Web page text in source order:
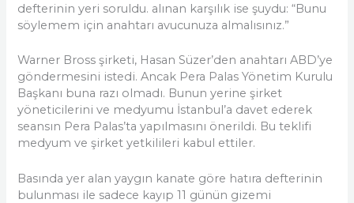
defterinin yeri soruldu. alınan karşılık ise şuydu: “Bunu
söylemem için anahtarı avucunuza almalısınız.”
Warner Bross şirketi, Hasan Süzer’den anahtarı ABD’ye
göndermesini istedi. Ancak Pera Palas Yönetim Kurulu
Başkanı buna razı olmadı. Bunun yerine şirket
yöneticilerini ve medyumu İstanbul’a davet ederek
seansın Pera Palas’ta yapılmasını önerildi. Bu teklifi
medyum ve şirket yetkilileri kabul ettiler.
Basında yer alan yaygın kanate göre hatıra defterinin
bulunması ile sadece kayıp 11 günün gizemi